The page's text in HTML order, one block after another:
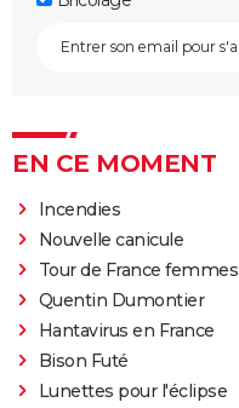
EN CE MOMENT
Incendies
Nouvelle canicule
Tour de France femmes
Quentin Dumontier
Hantavirus en France
Bison Futé
Lunettes pour l'éclipse